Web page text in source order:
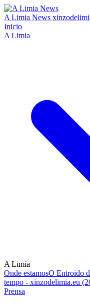
A Limia News
Inicio
A Limia
A Limia
Onde estamosO Entroido
tempo - xinzodelimia.eu
Prensa